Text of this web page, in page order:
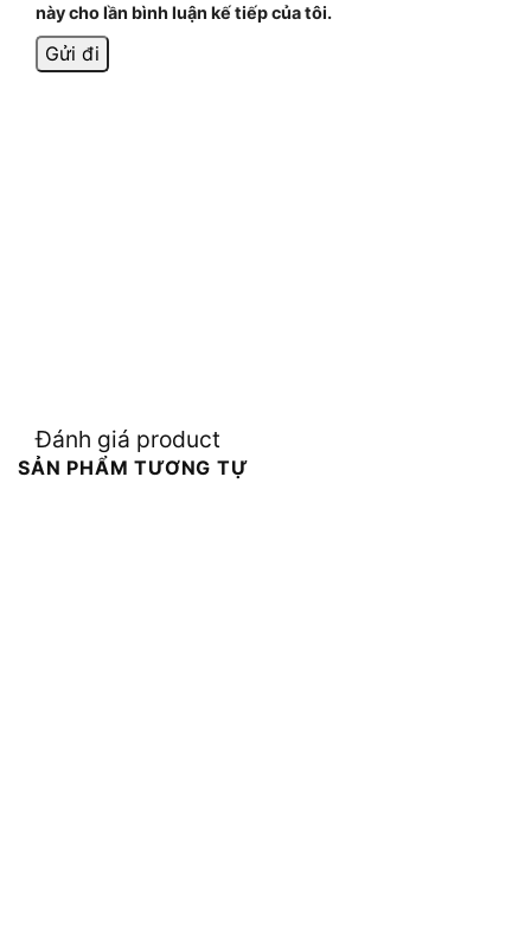
này cho lần bình luận kế tiếp của tôi.
Đánh giá product
SẢN PHẨM TƯƠNG TỰ